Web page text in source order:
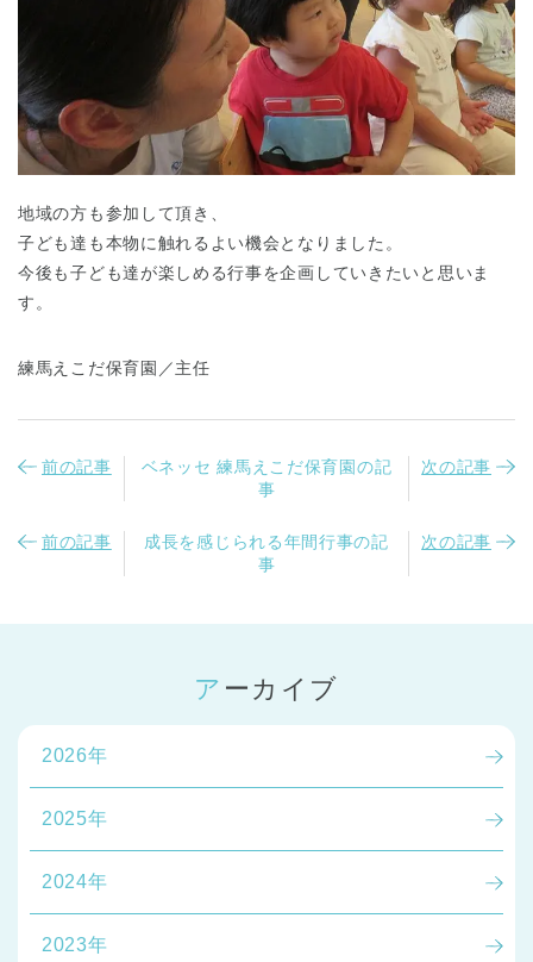
地域の方も参加して頂き、
子ども達も本物に触れるよい機会となりました。
今後も子ども達が楽しめる行事を企画していきたいと思いま
す。
練馬えこだ保育園／主任
前の記事
ベネッセ 練馬えこだ保育園の記
事
次の記事
前の記事
成長を感じられる年間行事の記
事
次の記事
アーカイブ
2026年
2025年
2024年
2023年